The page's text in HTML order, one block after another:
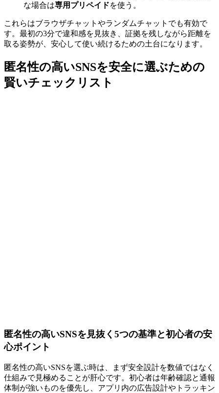
な場合は専用プリペイドを使う。
これらはブラウザチャットやランダムチャットでも有効で
す。最初の3分で違和感を見抜き、証拠を残しながら距離を
取る姿勢が、安心して使い続けるための土台になります。
匿名性の高いSNSを安全に選ぶための
賢いチェックリスト
匿名性の高いSNSを見抜く5つの基準と初心者の安
心ポイント
匿名性の高いSNSを選ぶ時は、まず安全設計を数値ではなく
仕組みで見極めることが肝心です。初心者は年齢確認と通報
体制が強いものを優先し、アプリ内の広告設計やトラッキン